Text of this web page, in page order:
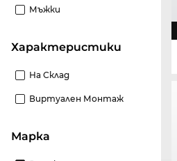
Мъжки
Характеристики
На Склад
Виртуален Монтаж
Марка